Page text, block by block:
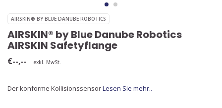
AIRSKIN® BY BLUE DANUBE ROBOTICS
AIRSKIN® by Blue Danube Robotics
AIRSKIN Safetyflange
€--,-- exkl. MwSt.
Der konforme KollisionssensorLesen Sie mehr..